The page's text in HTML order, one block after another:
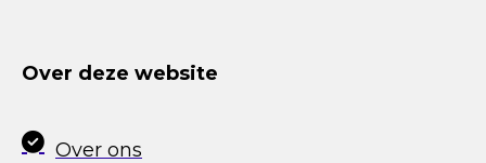
Over deze website
Over ons